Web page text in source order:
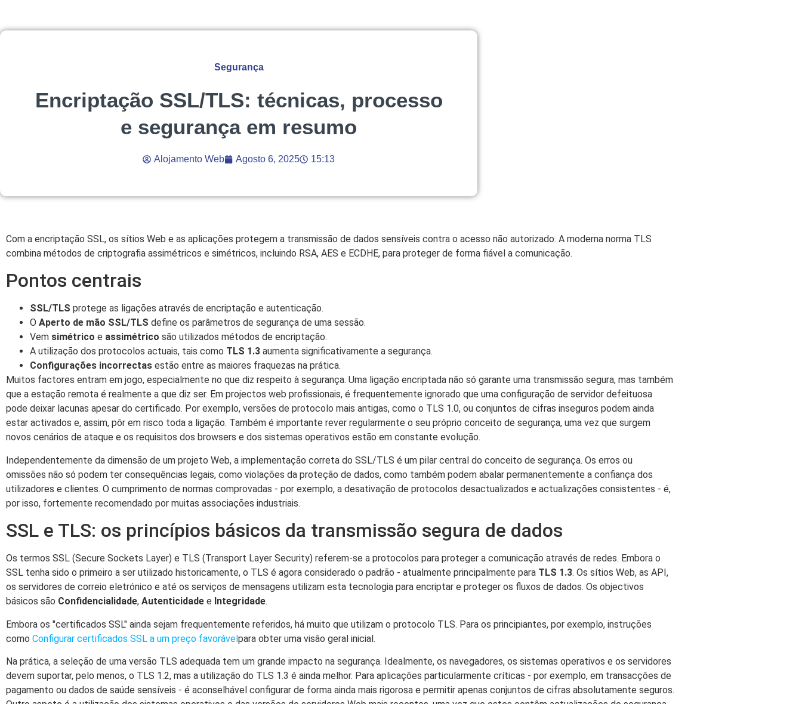
Segurança
Encriptação SSL/TLS: técnicas, processo
e segurança em resumo
Alojamento Web Agosto 6, 2025 15:13
Com a encriptação SSL, os sítios Web e as aplicações protegem a transmissão de dados sensíveis contra o acesso não autorizado. A moderna norma TLS
combina métodos de criptografia assimétricos e simétricos, incluindo RSA, AES e ECDHE, para proteger de forma fiável a comunicação.
Pontos centrais
SSL/TLS protege as ligações através de encriptação e autenticação.
O Aperto de mão SSL/TLS define os parâmetros de segurança de uma sessão.
Vem simétrico e assimétrico são utilizados métodos de encriptação.
A utilização dos protocolos actuais, tais como TLS 1.3 aumenta significativamente a segurança.
Configurações incorrectas estão entre as maiores fraquezas na prática.
Muitos factores entram em jogo, especialmente no que diz respeito à segurança. Uma ligação encriptada não só garante uma transmissão segura, mas também
que a estação remota é realmente a que diz ser. Em projectos web profissionais, é frequentemente ignorado que uma configuração de servidor defeituosa
pode deixar lacunas apesar do certificado. Por exemplo, versões de protocolo mais antigas, como o TLS 1.0, ou conjuntos de cifras inseguros podem ainda
estar activados e, assim, pôr em risco toda a ligação. Também é importante rever regularmente o seu próprio conceito de segurança, uma vez que surgem
novos cenários de ataque e os requisitos dos browsers e dos sistemas operativos estão em constante evolução.
Independentemente da dimensão de um projeto Web, a implementação correta do SSL/TLS é um pilar central do conceito de segurança. Os erros ou
omissões não só podem ter consequências legais, como violações da proteção de dados, como também podem abalar permanentemente a confiança dos
utilizadores e clientes. O cumprimento de normas comprovadas - por exemplo, a desativação de protocolos desactualizados e actualizações consistentes - é,
por isso, fortemente recomendado por muitas associações industriais.
SSL e TLS: os princípios básicos da transmissão segura de dados
Os termos SSL (Secure Sockets Layer) e TLS (Transport Layer Security) referem-se a protocolos para proteger a comunicação através de redes. Embora o
SSL tenha sido o primeiro a ser utilizado historicamente, o TLS é agora considerado o padrão - atualmente principalmente para TLS 1.3. Os sítios Web, as API,
os servidores de correio eletrónico e até os serviços de mensagens utilizam esta tecnologia para encriptar e proteger os fluxos de dados. Os objectivos
básicos são Confidencialidade, Autenticidade e Integridade.
Embora os "certificados SSL" ainda sejam frequentemente referidos, há muito que utilizam o protocolo TLS. Para os principiantes, por exemplo, instruções
como Configurar certificados SSL a um preço favorávelpara obter uma visão geral inicial.
Na prática, a seleção de uma versão TLS adequada tem um grande impacto na segurança. Idealmente, os navegadores, os sistemas operativos e os servidores
devem suportar, pelo menos, o TLS 1.2, mas a utilização do TLS 1.3 é ainda melhor. Para aplicações particularmente críticas - por exemplo, em transacções de
pagamento ou dados de saúde sensíveis - é aconselhável configurar de forma ainda mais rigorosa e permitir apenas conjuntos de cifras absolutamente seguros.